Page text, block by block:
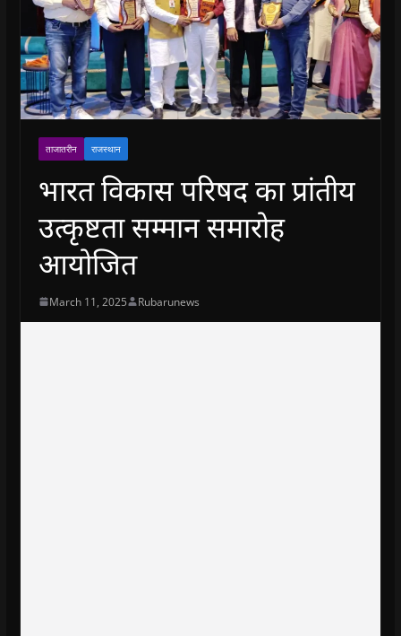
ताजातरीन राजस्थान
भारत विकास परिषद का प्रांतीय
उत्कृष्टता सम्मान समारोह
आयोजित
March 11, 2025 Rubarunews